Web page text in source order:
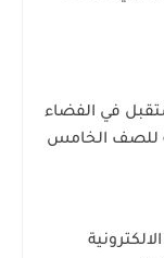
في الفضاء
للصف الخامس